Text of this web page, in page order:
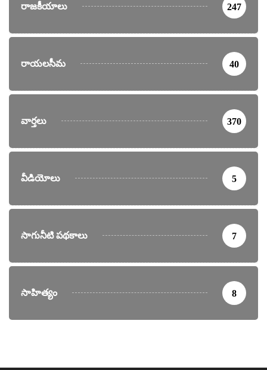
రాజకీయాలు 247
రాయలసీమ 40
వార్తలు 370
వీడియోలు 5
సాగునీటి పథకాలు 7
సాహిత్యం 8